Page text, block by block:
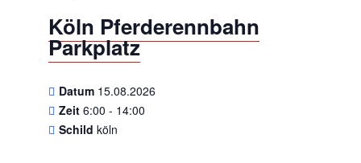
Köln Pferderennbahn
Parkplatz
Datum 15.08.2026
Zeit 6:00 - 14:00
Schild köln